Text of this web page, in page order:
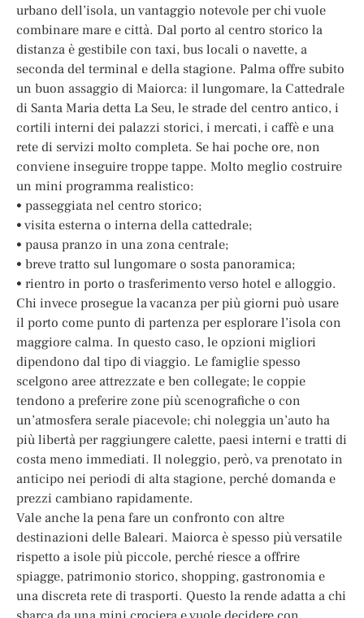
urbano dell’isola, un vantaggio notevole per chi vuole
combinare mare e città. Dal porto al centro storico la
distanza è gestibile con taxi, bus locali o navette, a
seconda del terminal e della stagione. Palma offre subito
un buon assaggio di Maiorca: il lungomare, la Cattedrale
di Santa Maria detta La Seu, le strade del centro antico, i
cortili interni dei palazzi storici, i mercati, i caffè e una
rete di servizi molto completa. Se hai poche ore, non
conviene inseguire troppe tappe. Molto meglio costruire
un mini programma realistico:
• passeggiata nel centro storico;
• visita esterna o interna della cattedrale;
• pausa pranzo in una zona centrale;
• breve tratto sul lungomare o sosta panoramica;
• rientro in porto o trasferimento verso hotel e alloggio.
Chi invece prosegue la vacanza per più giorni può usare
il porto come punto di partenza per esplorare l’isola con
maggiore calma. In questo caso, le opzioni migliori
dipendono dal tipo di viaggio. Le famiglie spesso
scelgono aree attrezzate e ben collegate; le coppie
tendono a preferire zone più scenografiche o con
un’atmosfera serale piacevole; chi noleggia un’auto ha
più libertà per raggiungere calette, paesi interni e tratti di
costa meno immediati. Il noleggio, però, va prenotato in
anticipo nei periodi di alta stagione, perché domanda e
prezzi cambiano rapidamente.
Vale anche la pena fare un confronto con altre
destinazioni delle Baleari. Maiorca è spesso più versatile
rispetto a isole più piccole, perché riesce a offrire
spiagge, patrimonio storico, shopping, gastronomia e
una discreta rete di trasporti. Questo la rende adatta a chi